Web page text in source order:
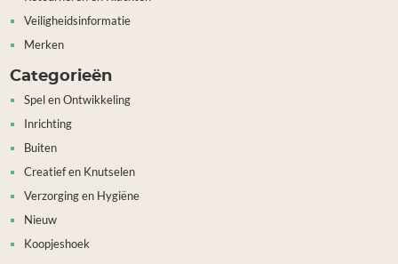
Veiligheidsinformatie
Merken
Categorieën
Spel en Ontwikkeling
Inrichting
Buiten
Creatief en Knutselen
Verzorging en Hygiëne
Nieuw
Koopjeshoek